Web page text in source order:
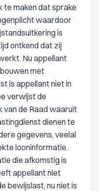
te maken dat sprake
waardoor
is
ontkend dat zij
Nu appellant
met
is appellant niet in
verwijst de
de Raad waaruit
dienen te
gegevens, veelal
looninformatie.
die afkomstig is
appellant niet
bewijslast, nu niet is